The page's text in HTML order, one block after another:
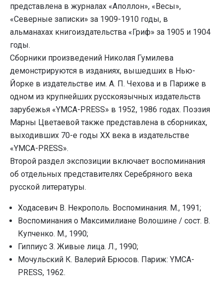
представлена в журналах «Аполлон», «Весы»,
«Северные записки» за 1909-1910 годы, в
альманахах книгоиздательства «Гриф» за 1905 и 1904
годы.
Сборники произведений Николая Гумилева
демонстрируются в изданиях, вышедших в Нью-
Йорке в издательстве им. А. П. Чехова и в Париже в
одном из крупнейших русскоязычных издательств
зарубежья «YMCA-PRESS» в 1952, 1986 годах. Поэзия
Марны Цветаевой также представлена в сборниках,
выходивших 70-е годы ХХ века в издательстве
«YMCA-PRESS».
Второй раздел экспозиции включает воспоминания
об отдельных представителях Серебряного века
русской литературы.
Ходасевич В. Некрополь. Воспоминания. М., 1991;
Воспоминания о Максимилиане Волошине / сост. В.
Купченко. М., 1990;
Гиппиус З. Живые лица. Л., 1990;
Мочульский К. Валерий Брюсов. Париж: YMCA-
PRESS, 1962.